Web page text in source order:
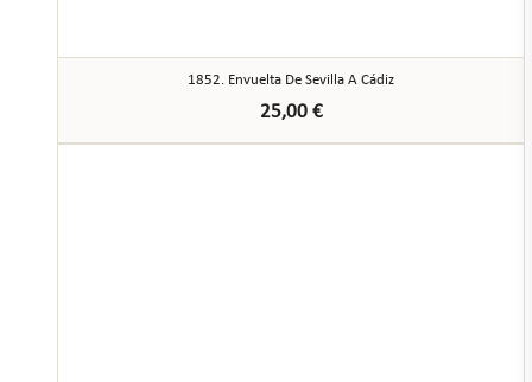
1852. Envuelta De Sevilla A Cádiz
25,00 €